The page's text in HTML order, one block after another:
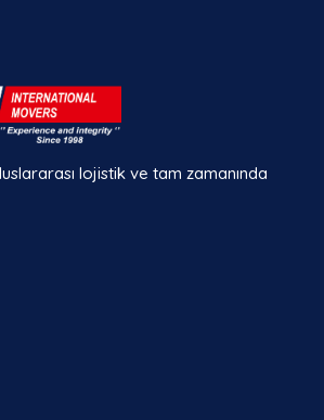
lojistik ve tam zamanında